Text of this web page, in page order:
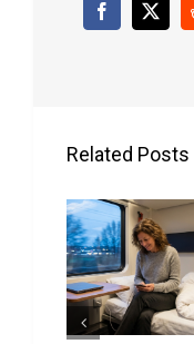
Facebook
X
Related Posts